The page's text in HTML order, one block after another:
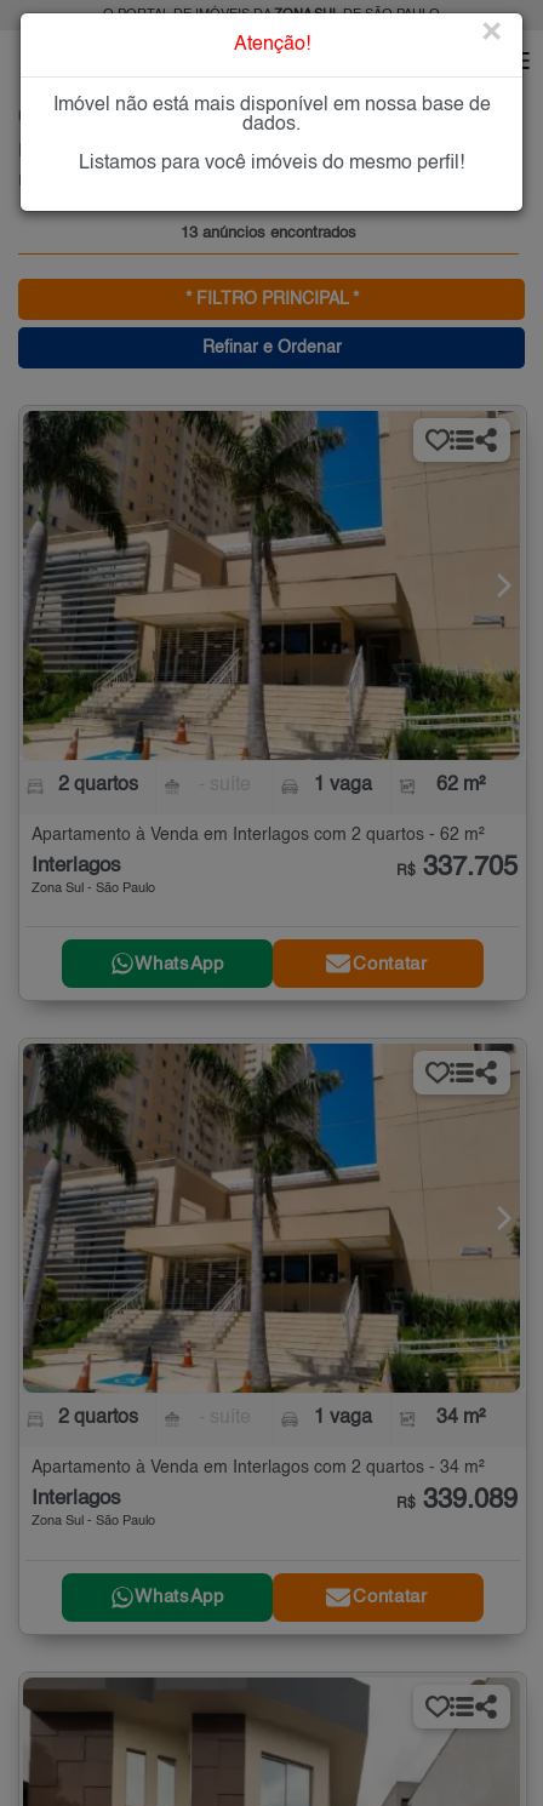
O PORTAL DE IMÓVEIS DAZONA SULDE SÃO PAULO
INTERLAGOS
Imóveis à Venda em Interlagos, Zona Sul de São Paulo
13 anúncios encontrados
* FILTRO PRINCIPAL *
Refinar e Ordenar
2 quartos 1 vaga 62 m²
Apartamento à Venda em Interlagos com 2 quartos - 62 m²
Interlagos
Zona Sul - São Paulo
R$ 337.705
WhatsApp Contatar
2 quartos 1 vaga 34 m²
Apartamento à Venda em Interlagos com 2 quartos - 34 m²
Interlagos
Zona Sul - São Paulo
R$ 339.089
WhatsApp Contatar
Atenção! ×
Imóvel não está mais disponível em nossa base de
dados.
Listamos para você imóveis do mesmo perfil!